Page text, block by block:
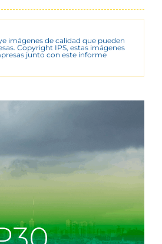
imágenes de calidad que pueden
Copyright IPS, estas imágenes
junto con este informe